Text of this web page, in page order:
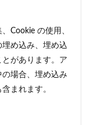
Cookie の使用、
め込み、埋め込
があります。ア
場合、埋め込み
まれます。